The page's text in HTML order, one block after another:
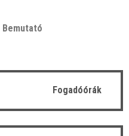
Bemutató
Fogadóórák